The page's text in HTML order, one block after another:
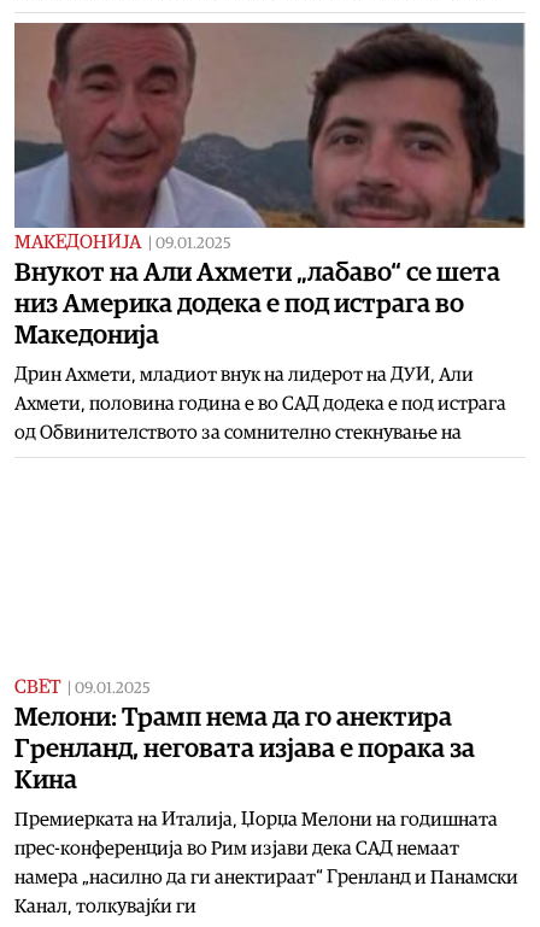
МАКЕДОНИЈА 09.01.2025
Внукот на Али Ахмети „лабаво“ се шета
низ Америка додека е под истрага во
Македонија
Дрин Ахмети, младиот внук на лидерот на ДУИ, Али
Ахмети, половина година е во САД додека е под истрага
од Обвинителството за сомнително стекнување на
СВЕТ 09.01.2025
Мелони: Трамп нема да го анектира
Гренланд, неговата изјава е порака за
Кина
Премиерката на Италија, Џорџа Мелони на годишната
прес-конференција во Рим изјави дека САД немаат
намера „насилно да ги анектираат“ Гренланд и Панамски
Канал, толкувајќи ги